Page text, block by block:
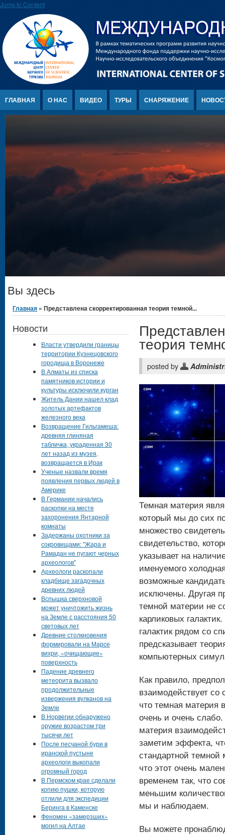
Jump to Content
ГЛАВНАЯ О НАС ВИДЕО ТУРЫ СНАРЯЖЕНИЕ
Вы здесь
Главная » Представлена скорректированная теория темной...
теория
posted by
Темная материя
который мы до сих
множество
свидетельство,
указывает на
именуемого
возможные
исключены. Другая
темной материи не
карликовых
галактик рядом со
предсказывает
компьютерных
Как правило,
взаимодействует со
что темная материя
очень и очень слабо.
материя
заметим эффекта,
стандартной темной
что этот очень
временем так, что
меньшим
мы и наблюдаем.
Вы можете
Новости
Власти утвердили границы
территории Кузнецовского
городища в Воронеже
В Алматы из списка
памятников истории и
культуры исключили курган
Житель Дании нашел клад
золотых артефактов
железного века
Возвращение Гильгамеша:
древняя глиняная
табличка, украденная 30
лет назад из музея,
возвращается в Ирак
Ученые назвали время
появления первых людей в
Америке
В Германии начались
раскопки на месте
захоронения Янтарной
комнаты
Задержаны охотники за
сокровищами: "Жара и
Рамадан не пугают черных
археологов"
Археологи раскопали
кладбище загадочных
древних людей
Вспышка сверхновой
может уничтожить жизнь
на Земле с расстояния 50
световых лет
Древние столкновения
формировали на Марсе
вихри, «очищающие»
поверхность
Падение древнего
метеорита вызвало
продолжительные
извержения вулканов на
Земле
В Норвегии обнаружено
оружие возрастом три
тысячи лет
После песчаной бури в
иранской пустыне
археологи выкопали
огромный город
В Пермском крае сделали
копию пушки, которую
отлили для экспедиции
Беринга в Каменске
Феномен «замерзших»
могил на Алтае